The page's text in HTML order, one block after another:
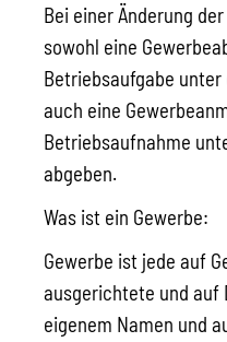
Bei einer Änderung
sowohl eine
Betriebsaufgabe
auch eine
Betriebsaufnahme
abgeben.
Was ist ein Gewerbe:
Gewerbe ist jede auf
ausgerichtete und auf
eigenem Namen und